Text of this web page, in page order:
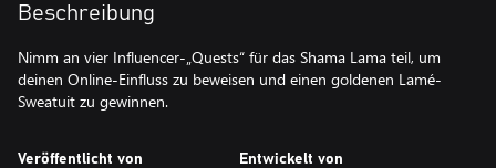
Beschreibung
Nimm an vier Influencer-„Quests“ für das Shama Lama teil, um
deinen Online-Einfluss zu beweisen und einen goldenen Lamé-
Sweatuit zu gewinnen.
Veröffentlicht von Entwickelt von